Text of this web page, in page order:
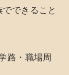
できること
路・職場周